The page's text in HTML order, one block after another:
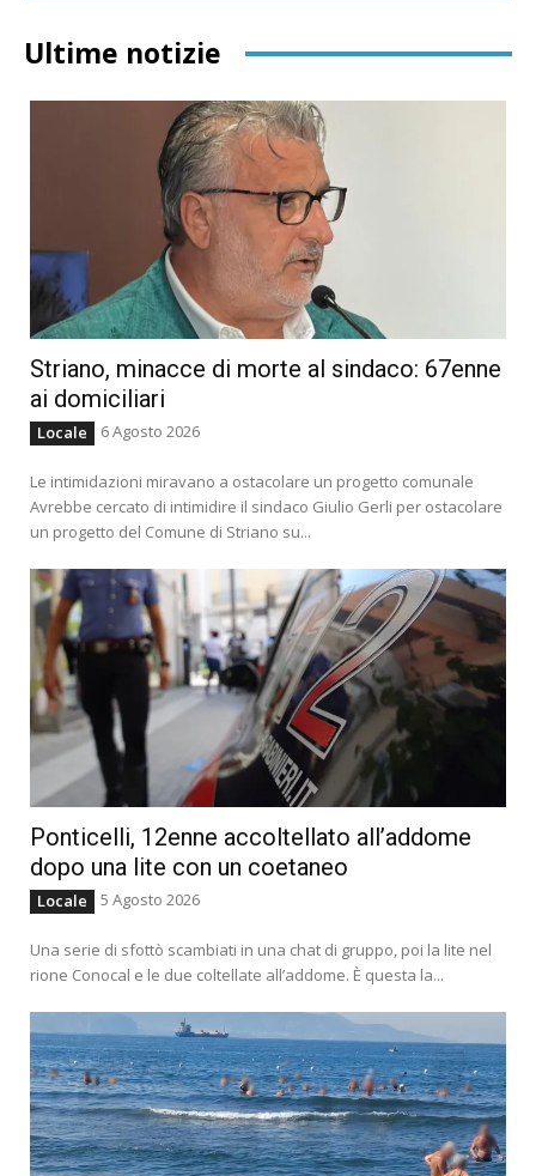
Ultime notizie
Striano, minacce di morte al sindaco: 67enne
ai domiciliari
Locale 6 Agosto 2026
Le intimidazioni miravano a ostacolare un progetto comunale
Avrebbe cercato di intimidire il sindaco Giulio Gerli per ostacolare
un progetto del Comune di Striano su...
Ponticelli, 12enne accoltellato all’addome
dopo una lite con un coetaneo
Locale 5 Agosto 2026
Una serie di sfottò scambiati in una chat di gruppo, poi la lite nel
rione Conocal e le due coltellate all’addome. È questa la...